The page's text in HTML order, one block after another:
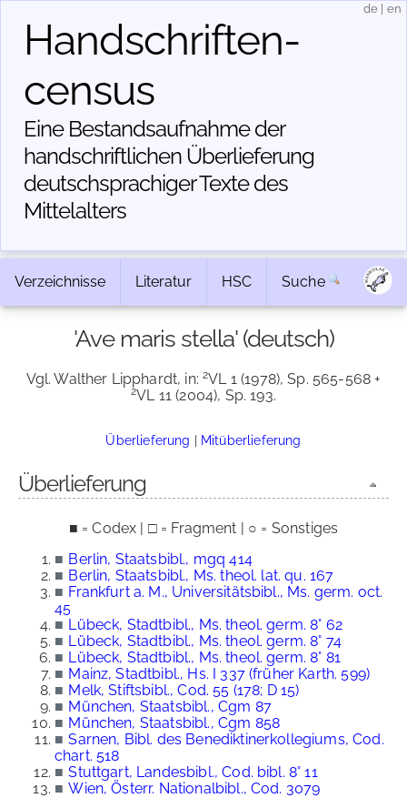
Handschriften­
census
Eine Bestandsaufnahme der
handschriftlichen Über­lieferung
deutschsprachiger Texte des
Mittelalters
de en
Verzeichnisse Literatur HSC Suche
'Ave maris stella' (deutsch)
Vgl. Walther Lipphardt, in:2VL 1 (1978), Sp. 565-568 +
2VL 11 (2004), Sp. 193.
Überlieferung | Mitüberlieferung
Überlieferung
■ = Codex | □ = Fragment | ○ = Sonstiges
■ Berlin, Staatsbibl., mgq 414
■ Berlin, Staatsbibl., Ms. theol. lat. qu. 167
■ Frankfurt a. M., Universitätsbibl., Ms. germ. oct.
45
■ Lübeck, Stadtbibl., Ms. theol. germ. 8° 62
■ Lübeck, Stadtbibl., Ms. theol. germ. 8° 74
■ Lübeck, Stadtbibl., Ms. theol. germ. 8° 81
■ Mainz, Stadtbibl., Hs. I 337 (früher Karth. 599)
■ Melk, Stiftsbibl., Cod. 55 (178; D 15)
■ München, Staatsbibl., Cgm 87
■ München, Staatsbibl., Cgm 858
■ Sarnen, Bibl. des Benediktinerkollegiums, Cod.
chart. 518
■ Stuttgart, Landesbibl., Cod. bibl. 8° 11
■ Wien, Österr. Nationalbibl., Cod. 3079